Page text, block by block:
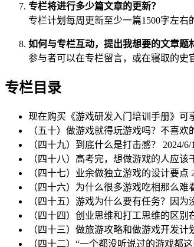
专栏将进行多少篇文章的更新？
专栏计划每周更新至少一篇1500字左右
如何与专栏互动，提出我想要的文章题
参与者可以在专栏留言，或在寝取的史
专栏目录
现在购买《游戏研发入门培训手册》可
（五十）做游戏就得玩游戏吗？不喜欢
（四十九）到底什么是打击感？ 2024/6/
（四十八）高考完，想做游戏的人应该
（四十七）业余做独立游戏的设计要点
（四十六）为什么很多游戏吃相那么难
（四十五）游戏为什么要有任务？因为
（四十四）创业思维和打工思维的区别
（四十三）做旅游攻略和做游戏开发计
（四十二）“一个都没听说过的游戏都